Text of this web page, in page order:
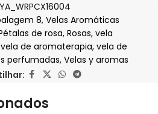
8, Velas Aromáticas
de rosa, Rosas, vela
vela de aromaterapia, vela de
perfumadas, Velas y aromas